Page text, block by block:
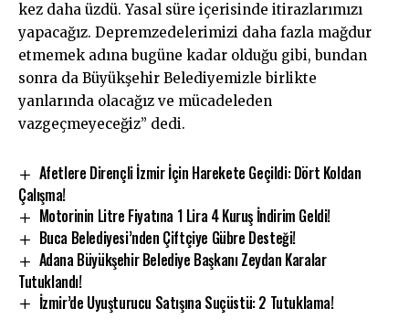
kez daha üzdü. Yasal süre içerisinde itirazlarımızı
yapacağız. Depremzedelerimizi daha fazla mağdur
etmemek adına bugüne kadar olduğu gibi, bundan
sonra da Büyükşehir Belediyemizle birlikte
yanlarında olacağız ve mücadeleden
vazgeçmeyeceğiz” dedi.
Afetlere Dirençli İzmir İçin Harekete Geçildi: Dört Koldan
Çalışma!
Motorinin Litre Fiyatına 1 Lira 4 Kuruş İndirim Geldi!
Buca Belediyesi’nden Çiftçiye Gübre Desteği!
Adana Büyükşehir Belediye Başkanı Zeydan Karalar
Tutuklandı!
İzmir’de Uyuşturucu Satışına Suçüstü: 2 Tutuklama!